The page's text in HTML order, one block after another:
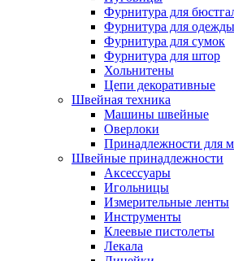
Фурнитура для
Фурнитура для одежды
Фурнитура для сумок
Фурнитура для штор
Хольнитены
Цепи декоративные
Швейная техника
Машины швейные
Оверлоки
Принадлежности для
Швейные принадлежности
Аксессуары
Игольницы
Измерительные ленты
Инструменты
Клеевые пистолеты
Лекала